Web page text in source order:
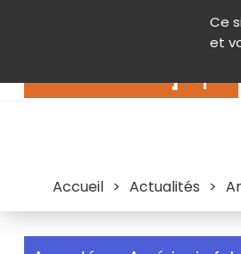
Ce
et
Contenu
Accueil > Actualités >